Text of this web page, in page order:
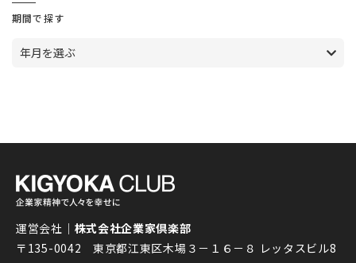
期間で探す
年月を選ぶ
運営会社｜ 株式会社企業家倶楽部
〒135-0042 東京都江東区木場３－１６－８ レッタスビル8